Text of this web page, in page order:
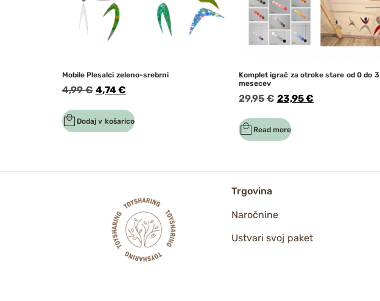
Mobile Plesalci zeleno-srebrni
4,99€ 4,74€
Dodaj v košarico
Komplet igrač za otroke stare od 0 do 3
mesecev
29,95€ 23,95€
Read more
Trgovina
Naročnine
Ustvari svoj paket